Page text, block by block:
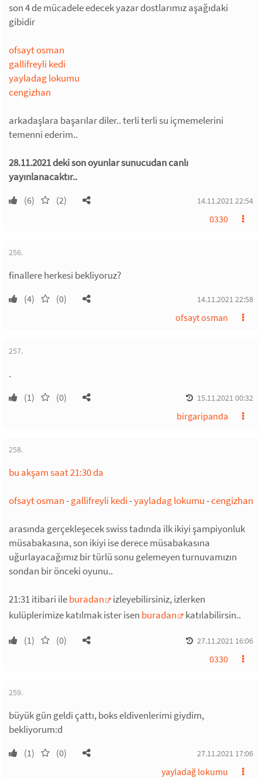
son 4 de mücadele edecek yazar dostlarımız aşağıdaki
gibidir
ofsayt osman
gallifreyli kedi
yayladag lokumu
cengizhan
arkadaşlara başarılar diler.. terli terli su içmemelerini
temenni ederim..
28.11.2021 deki son oyunlar sunucudan canlı
yayınlanacaktır..
(6) (2) 14.11.2021 22:54
0330
256.
finallere herkesi bekliyoruz?
(4) (0) 14.11.2021 22:58
ofsayt osman
257.
.
(1) (0) 15.11.2021 00:32
birgaripanda
258.
bu akşam saat 21:30 da
ofsayt osman-gallifreyli kedi-yayladag lokumu-cengizhan
arasında gerçekleşecek swiss tadında ilk ikiyi şampiyonluk
müsabakasına, son ikiyi ise derece müsabakasına
uğurlayacağımız bir türlü sonu gelemeyen turnuvamızın
sondan bir önceki oyunu..
21:31 itibari ileburadan
izleyebilirsiniz, izlerken
kulüplerimize katılmak ister isen buradan katılabilirsin..
(1) (0) 27.11.2021 16:06
0330
259.
büyük gün geldi çattı, boks eldivenlerimi giydim,
bekliyorum:d
(1) (0) 27.11.2021 17:06
yayladağ lokumu